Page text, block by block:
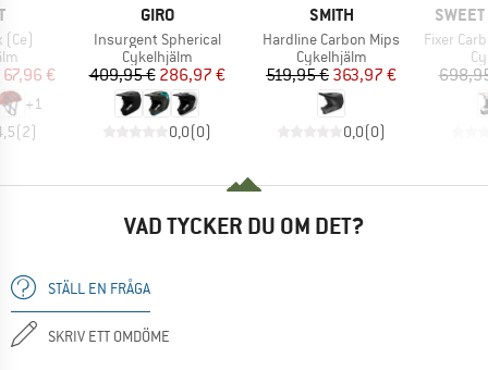
(Ce)
pris
67,96 €
+1
(2)
VARUMÄRKE
GIRO
Produkter
Insurgent Spherical
Produktgrupp
Cykelhjälm
Pris
409,95 €Reducerat pris
286,97 €
0,0(0)
VARUMÄRKE
SMITH
Produkter
Hardline Carbon Mips
Produktgrupp
Cykelhjälm
Pris
519,95 € Reducerat pris
363,97 €
0,0(0)
Produkter
Fixer
VAD TYCKER DU OM DET?
STÄLL EN FRÅGA
SKRIV ETT OMDÖME